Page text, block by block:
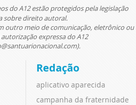
do A12 estão protegidos pela legislação
sobre direito autoral.
outro meio de comunicação, eletrônico ou
expressa do A12
Redação
aplicativo aparecida
campanha da fraternidade